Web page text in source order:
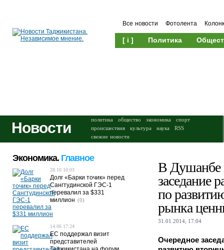
Все новости Фотолента
[ i ] Политика
Новости политика общество экономика
спорт
происшествия
культура наука
RSS
свежие новости
В Душанбе
заседание
по
рынка
31.01.2014, 17:04
Очередное
Экономика. Главное
28.10 10:03
Долг «Барки точик» перед
Сангтудинской ГЭС-1
перевалил за $331
миллион (0)
14.06 17:24
ЕС поддержал визит
представителей